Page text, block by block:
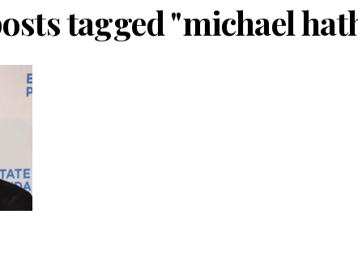
tagged "michael